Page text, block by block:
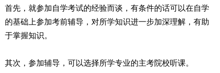
首先，就参加自学考试的经验而谈，有条件的话可以在自学
的基础上参加考前辅导，对所学知识进一步加深理解，有助
于掌握知识。
其次，参加辅导，可以选择所学专业的主考院校听课。